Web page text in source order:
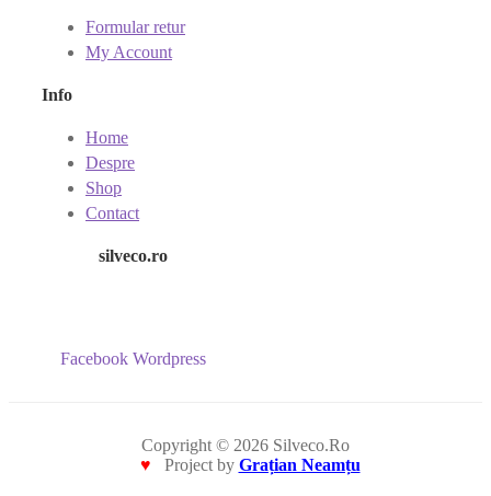
Formular retur
My Account
Info
Home
Despre
Shop
Contact
silveco.ro
Facebook Wordpress
Copyright © 2026 Silveco.Ro
♥
Project by Grațian Neamțu